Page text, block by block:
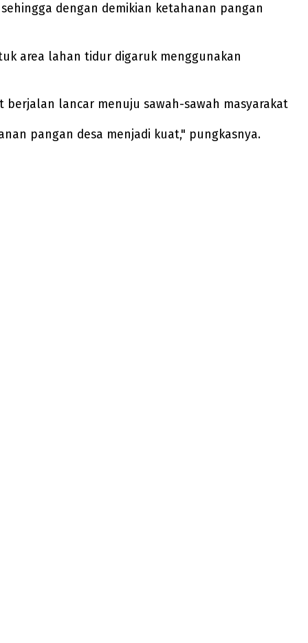
dengan demikian ketahanan pangan
area lahan tidur digaruk menggunakan
lancar menuju sawah-sawah masyarakat
pangan desa menjadi kuat," pungkasnya.